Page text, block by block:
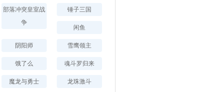
部落冲突皇室战
争
锤子三国
闲鱼
阴阳师 雪鹰领主
饿了么 魂斗罗归来
魔龙与勇士 龙珠激斗